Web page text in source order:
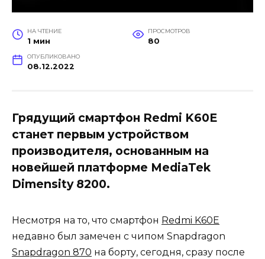
НА ЧТЕНИЕ
1 мин
ПРОСМОТРОВ
80
ОПУБЛИКОВАНО
08.12.2022
Грядущий смартфон Redmi K60E
станет первым устройством
производителя, основанным на
новейшей платформе MediaTek
Dimensity 8200.
Несмотря на то, что смартфон Redmi K60E
недавно был замечен с чипом Snapdragon
Snapdragon 870 на борту, сегодня, сразу после